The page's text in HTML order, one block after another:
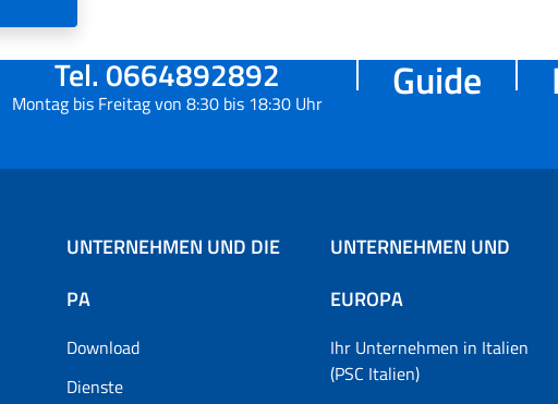
Tel. 0664892892
Montag bis Freitag von 8:30 bis 18:30 Uhr Guide
UNTERNEHMEN UND DIE
PA
Download
Dienste
UNTERNEHMEN UND
EUROPA
Ihr Unternehmen in Italien
(PSC Italien)